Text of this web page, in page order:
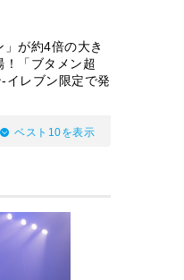
が約4倍の大き
！「ブタメン超
イレブン限定で発
ベスト10を表示